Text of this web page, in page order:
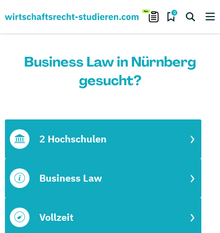
0
Business Law in Nürnberg
gesucht?
Vollzeit
Business Law
2 Hochschulen